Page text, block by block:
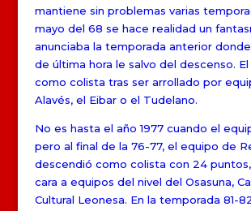
mantiene sin problemas varias
mayo del 68 se hace realidad un
anunciaba la temporada anterior
de última hora le salvo del descenso.
como colista tras ser arrollado por
Alavés, el Eibar o el Tudelano.
No es hasta el año 1977 cuando el
pero al final de la 76-77, el equipo de
descendió como colista con 24
cara a equipos del nivel del Osasuna,
Cultural Leonesa. En la temporada 81-